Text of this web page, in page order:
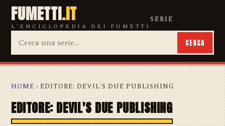
FUMETTI.IT
L'ENCICLOPEDIA DEI FUMETTI
SERIE
CERCA
HOME › EDITORE: DEVIL'S DUE PUBLISHING
EDITORE: DEVIL'S DUE PUBLISHING